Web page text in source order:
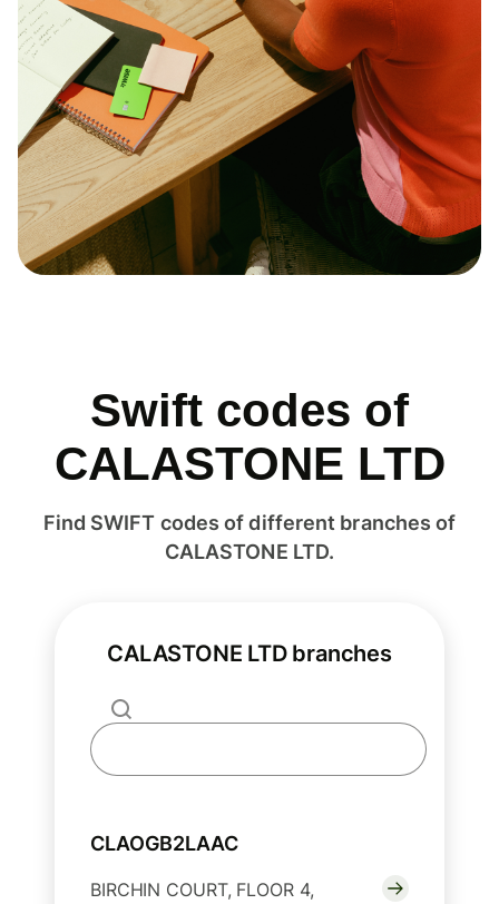
Swift codes of
CALASTONE LTD
Find SWIFT codes of different branches of
CALASTONE LTD.
CALASTONE LTD branches
CLAOGB2LAAC
BIRCHIN COURT, FLOOR 4,